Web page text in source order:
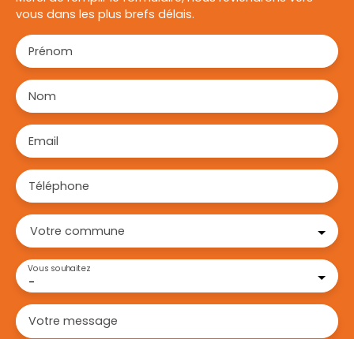
vous dans les plus brefs délais.
Prénom
Nom
Email
Téléphone
Votre commune
-
Vous souhaitez
Votre message